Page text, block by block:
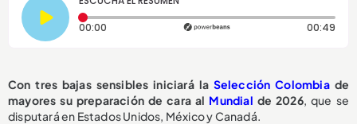
00:00 Tiempo transcurrido: 0 segundos 00:49
Con tres bajas sensibles iniciará la Selección Colombiade
mayores su preparación de cara al Mundial de 2026, que se
disputará en Estados Unidos, México y Canadá.